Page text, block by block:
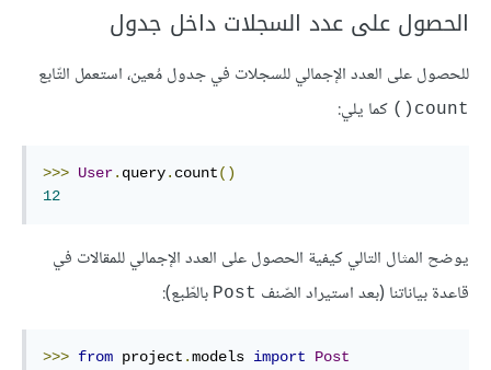
الحصول على عدد السجلات داخل جدول
للحصول على العدد الإجمالي للسجلات في جدول مُعين، استعمل التّابع
count() كما يلي:
>>> User. query. count()
12
يوضح المثال التالي كيفية الحصول على العدد الإجمالي للمقالات في
قاعدة بياناتنا (بعد استيراد الصّنف Post بالطّبع):
>>> from project .models import
Post